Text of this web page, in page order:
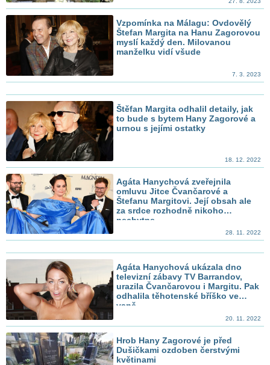
Vzpomínka na Málagu: Ovdovělý
Štefan Margita na Hanu Zagorovou
myslí každý den. Milovanou
manželku vidí všude
7. 3. 2023
Štěfan Margita odhalil detaily, jak
to bude s bytem Hany Zagorové a
urnou s jejími ostatky
18. 12. 2022
Agáta Hanychová zveřejnila
omluvu Jitce Čvančarové a
Štefanu Margitovi. Její obsah ale
za srdce rozhodně nikoho
nechytne
28. 11. 2022
Agáta Hanychová ukázala dno
televizní zábavy TV Barrandov,
urazila Čvančarovou i Margitu. Pak
odhalila těhotenské bříško ve
vaně
20. 11. 2022
Hrob Hany Zagorové je před
Dušičkami ozdoben čerstvými
květinami